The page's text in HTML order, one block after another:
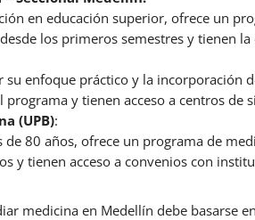
en educación superior, ofrece un
los primeros semestres y tienen
su enfoque práctico y la incorporación
y tienen acceso a centros de
(UPB):
de 80 años, ofrece un programa de
y tienen acceso a convenios con
medicina en Medellín debe basarse